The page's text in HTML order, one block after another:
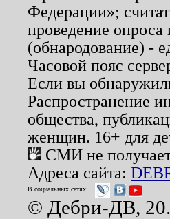
Федерации»;
проведение
(обнародование) -
Часовой пояс
Если вы
Распространение
общества,
женщин. 16+ для
СМИ не
Адреса сайта:
В социальных сетях:
© Дебри-ДВ,